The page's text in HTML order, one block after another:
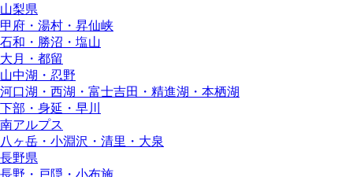
山梨県
甲府・湯村・昇仙峡
石和・勝沼・塩山
大月・都留
山中湖・忍野
河口湖・西湖・富士吉田・精進湖・本栖湖
下部・身延・早川
南アルプス
八ヶ岳・小淵沢・清里・大泉
長野県
長野・戸隠・小布施